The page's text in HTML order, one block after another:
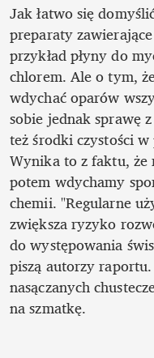
Jak łatwo się
preparaty
przykład płyny do
chlorem. Ale o tym,
wdychać oparów
sobie jednak sprawę
też środki czystości
Wynika to z faktu,
potem wdychamy
chemii. "Regularne
zwiększa ryzyko
do występowania
piszą autorzy
nasączanych
na szmatkę.